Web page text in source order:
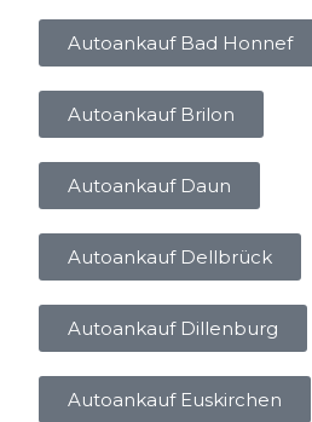
Autoankauf Bad Honnef
Autoankauf Brilon
Autoankauf Daun
Autoankauf Dellbrück
Autoankauf Dillenburg
Autoankauf Euskirchen